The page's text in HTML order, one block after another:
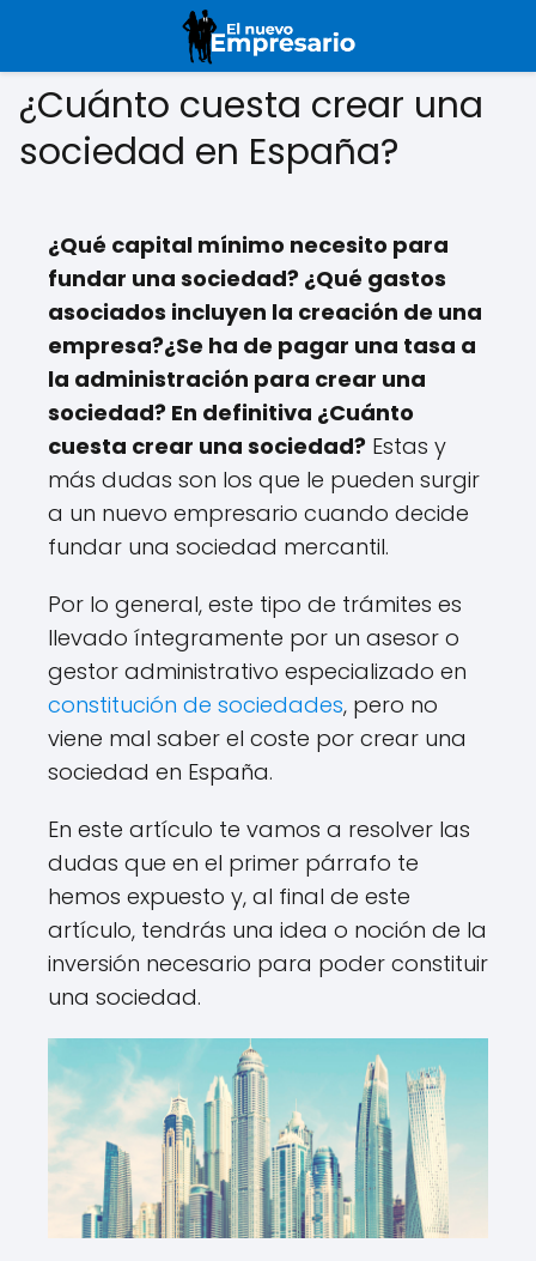
¿Cuánto cuesta crear una
sociedad en España?
¿Qué capital mínimo necesito para
fundar una sociedad? ¿Qué gastos
asociados incluyen la creación de una
empresa?¿Se ha de pagar una tasa a
la administración para crear una
sociedad? En definitiva ¿Cuánto
cuesta crear una sociedad? Estas y
más dudas son los que le pueden surgir
a un nuevo empresario cuando decide
fundar una sociedad mercantil.
Por lo general, este tipo de trámites es
llevado íntegramente por un asesor o
gestor administrativo especializado en
constitución de sociedades, pero no
viene mal saber el coste por crear una
sociedad en España.
En este artículo te vamos a resolver las
dudas que en el primer párrafo te
hemos expuesto y, al final de este
artículo, tendrás una idea o noción de la
inversión necesario para poder constituir
una sociedad.